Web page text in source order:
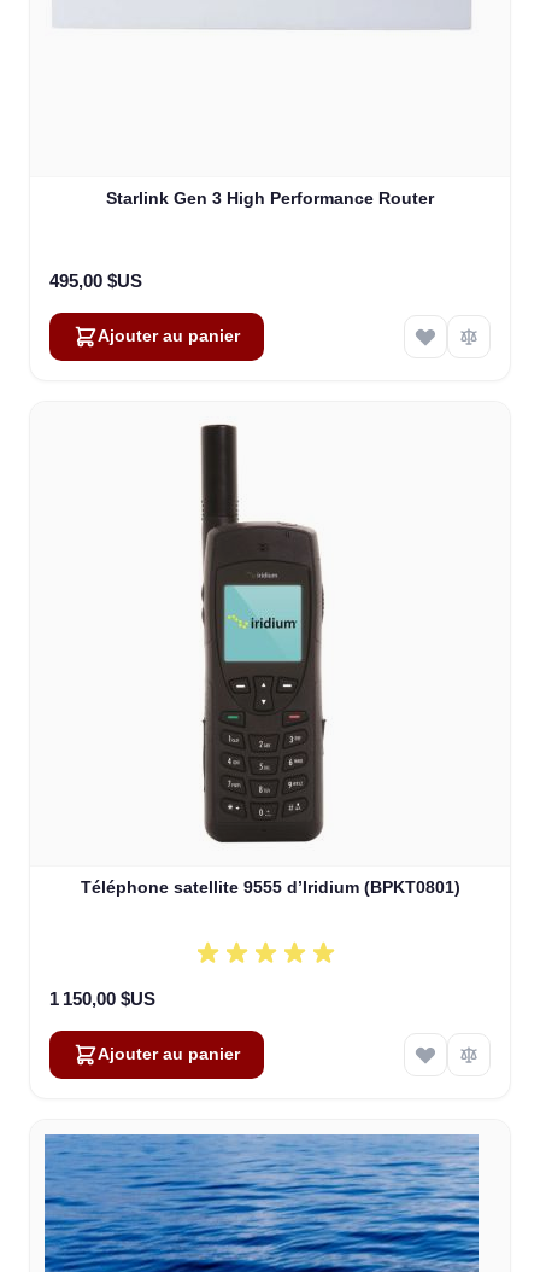
Starlink Gen 3 High Performance Router
495,00 $US
Ajouter au panier
Téléphone satellite 9555 d’Iridium (BPKT0801)
1 150,00 $US
Ajouter au panier